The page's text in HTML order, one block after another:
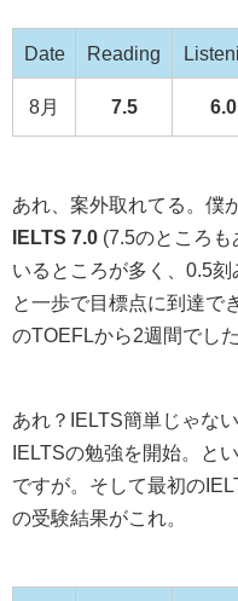
Date Reading
8月 7.5 6.0
あれ、案外取れてる。僕
IELTS 7.0 (7.5のところ
いるところが多く、0.5
と一歩で目標点に到達で
のTOEFLから2週間でした
あれ？IELTS簡単じゃな
IELTSの勉強を開始。と
ですが。そして最初の
の受験結果がこれ。